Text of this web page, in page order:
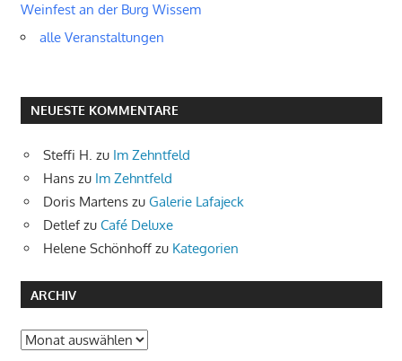
Weinfest an der Burg Wissem
alle Veranstaltungen
NEUESTE KOMMENTARE
Steffi H. zu Im Zehntfeld
Hans zu Im Zehntfeld
Doris Martens zu Galerie Lafajeck
Detlefzu Café Deluxe
Helene Schönhoff zu Kategorien
ARCHIV
Archiv